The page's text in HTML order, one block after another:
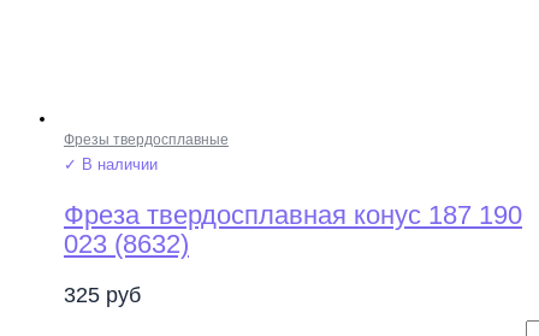
Фрезы твердосплавные
✓ В наличии
Фреза твердосплавная конус 187 190
023 (8632)
325 руб